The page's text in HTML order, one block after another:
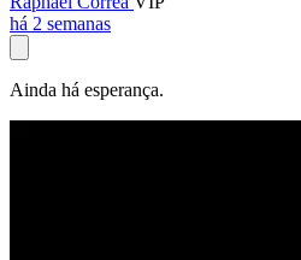
há 2 semanas
Ainda há esperança.